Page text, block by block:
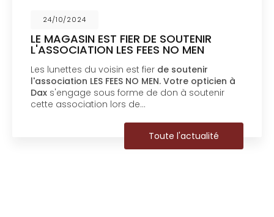
24/10/2024
LE MAGASIN EST FIER DE SOUTENIR
L'ASSOCIATION LES FEES NO MEN
Les lunettes du voisin est fier de soutenir
l'association LES FEES NO MEN. Votre opticien à
Dax s'engage sous forme de don à soutenir
cette association lors de…
Toute l'actualité